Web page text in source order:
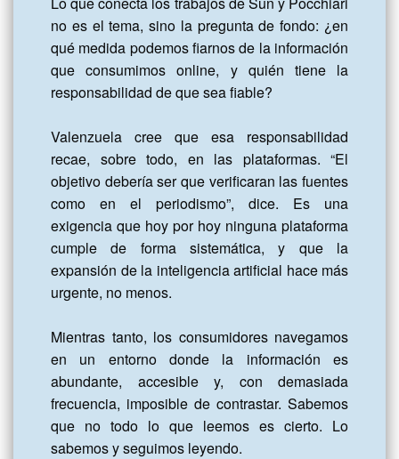
no es el tema, sino la pregunta de fondo: ¿en
qué medida podemos fiarnos de la información
que consumimos online, y quién tiene la
responsabilidad de que sea fiable?
Valenzuela cree que esa responsabilidad
recae, sobre todo, en las plataformas. “El
objetivo debería ser que verificaran las fuentes
como en el periodismo”, dice. Es una
exigencia que hoy por hoy ninguna plataforma
cumple de forma sistemática, y que la
expansión de la inteligencia artificial hace más
urgente, no menos.
Mientras tanto, los consumidores navegamos
en un entorno donde la información es
abundante, accesible y, con demasiada
frecuencia, imposible de contrastar. Sabemos
que no todo lo que leemos es cierto. Lo
sabemos y seguimos leyendo.